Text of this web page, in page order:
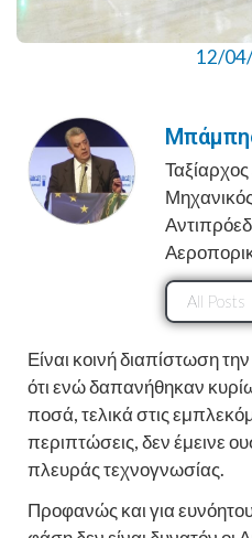
12/
All Posts
Είναι κοινή διαπίστωση
ότι ενώ δαπανήθηκαν
ποσά, τελικά στις
περιπτώσεις, δεν έμεινε
πλευράς τεχνογνωσίας.
Προφανώς και για